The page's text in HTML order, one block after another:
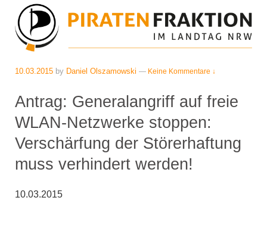
10.03.2015 by Daniel Olszamowski — Keine Kommentare ↓
Antrag: Generalangriff auf freie
WLAN-Netzwerke stoppen:
Verschärfung der Störerhaftung
muss verhindert werden!
10.03.2015